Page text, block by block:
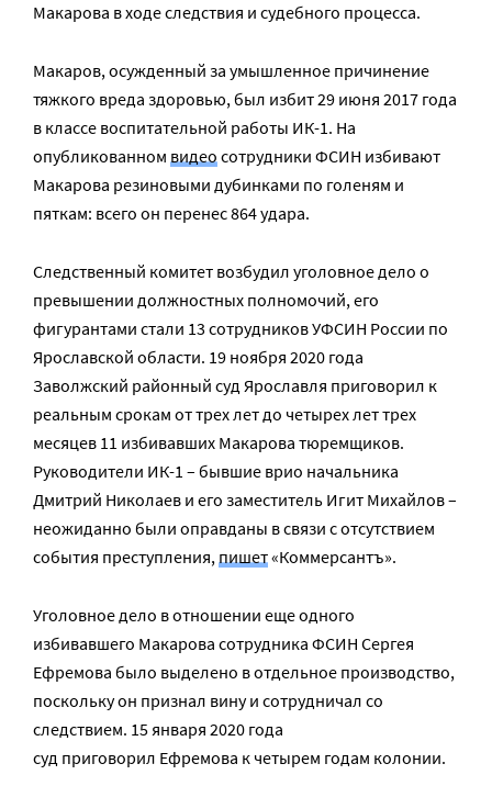
Макарова в ходе следствия и судебного процесса.
Макаров, осужденный за умышленное причинение
тяжкого вреда здоровью, был избит 29 июня 2017 года
в классе воспитательной работы ИК-1. На
опубликованном видеосотрудники ФСИН избивают
Макарова резиновыми дубинками по голеням и
пяткам: всего он перенес 864 удара.
Следственный комитет возбудил уголовное дело о
превышении должностных полномочий, его
фигурантами стали 13 сотрудников УФСИН России по
Ярославской области. 19 ноября 2020 года
Заволжский районный суд Ярославля приговорил к
реальным срокам от трех лет до четырех лет трех
месяцев 11 избивавших Макарова тюремщиков.
Руководители ИК-1 – бывшие врио начальника
Дмитрий Николаев и его заместитель Игит Михайлов –
неожиданно были оправданы в связи с отсутствием
события преступления,пишет«Коммерсантъ».
Уголовное дело в отношении еще одного
избивавшего Макарова сотрудника ФСИН Сергея
Ефремова было выделено в отдельное производство,
поскольку он признал вину и сотрудничал со
следствием. 15 января 2020 года
суд приговорил Ефремова к четырем годам колонии.